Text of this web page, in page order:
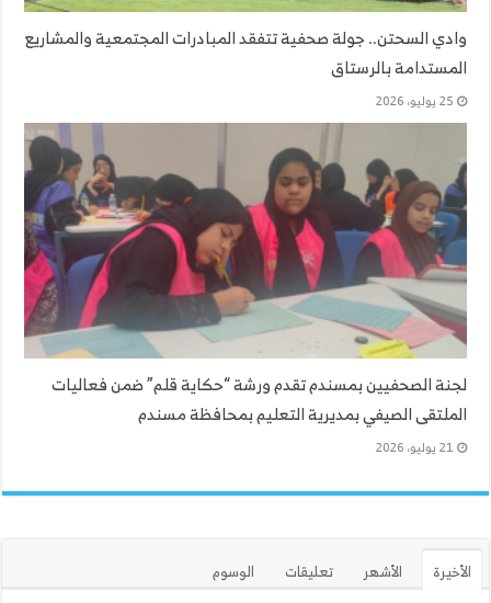
وادي السحتن.. جولة صحفية تتفقد المبادرات المجتمعية والمشاريع
المستدامة بالرستاق
25 يوليو، 2026
لجنة الصحفيين بمسندم تقدم ورشة “حكاية قلم” ضمن فعاليات
الملتقى الصيفي بمديرية التعليم بمحافظة مسندم
21 يوليو، 2026
الأخيرة الأشهر تعليقات
الوسوم